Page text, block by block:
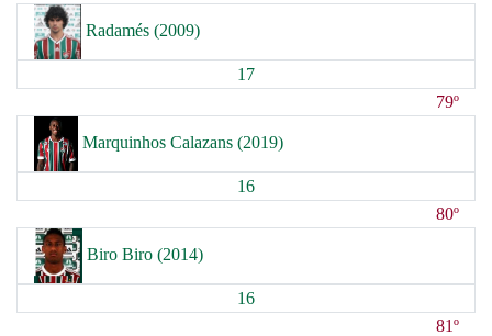
Radamés (2009)
17
79º
Marquinhos Calazans (2019)
16
80º
Biro Biro (2014)
16
81º